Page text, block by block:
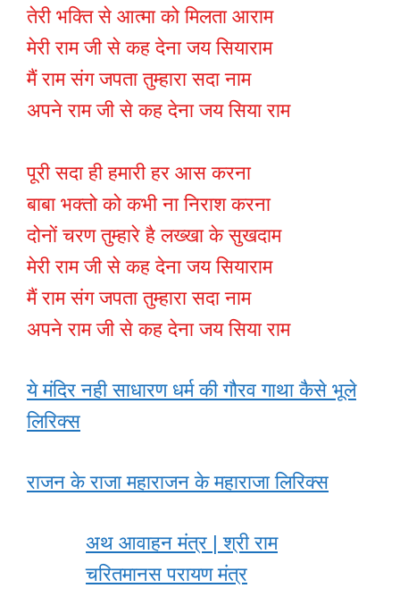
तेरी भक्ति से आत्मा को मिलता आराम
मेरी राम जी से कह देना जय सियाराम
मैं राम संग जपता तुम्हारा सदा नाम
अपने राम जी से कह देना जय सिया राम
पूरी सदा ही हमारी हर आस करना
बाबा भक्तो को कभी ना निराश करना
दोनों चरण तुम्हारे है लख्खा के सुखदाम
मेरी राम जी से कह देना जय सियाराम
मैं राम संग जपता तुम्हारा सदा नाम
अपने राम जी से कह देना जय सिया राम
ये मंदिर नही साधारण धर्म की गौरव गाथा कैसे भूले
लिरिक्स
राजन के राजा महाराजन के महाराजा लिरिक्स
अथ आवाहन मंत्र | श्री राम
चरितमानस परायण मंत्र